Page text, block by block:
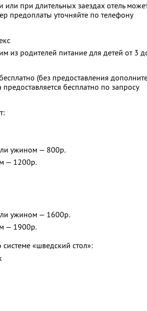
при длительных заездах отель
предоплаты уточняйте по телефону
из родителей питание для детей от 3
(без предоставления
предоставляется бесплатно по запросу
ужином — 800р.
— 1200р.
ужином — 1600р.
— 1900р.
«шведский стол»: